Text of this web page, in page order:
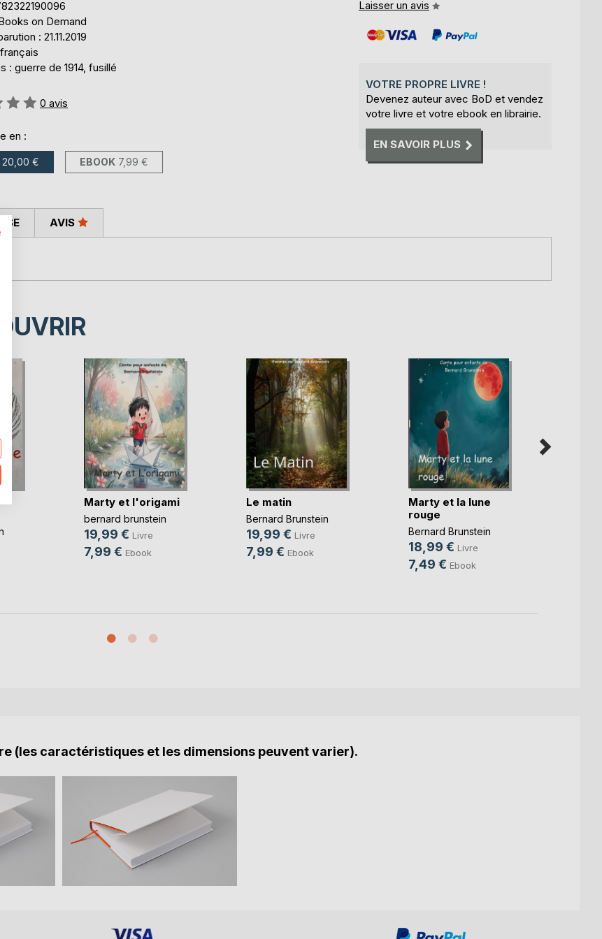
on Demand
: 21.11.2019
: guerre de 1914, fusillé
0 avis
en :
20,00 € EBOOK 7,99 €
Laisser un avis
VOTRE PROPRE LIVRE !
Devenez auteur avec BoD et vendez
votre livre et votre ebook en librairie.
EN SAVOIR PLUS
AVIS
Marty et l'origami
bernard brunstein
19,99 € Livre
7,99 € Ebook
Le matin
Bernard Brunstein
19,99 € Livre
7,99 € Ebook
Marty et la lune
rouge
Bernard Brunstein
18,99 € Livre
7,49 € Ebook
(les caractéristiques et les dimensions peuvent varier).